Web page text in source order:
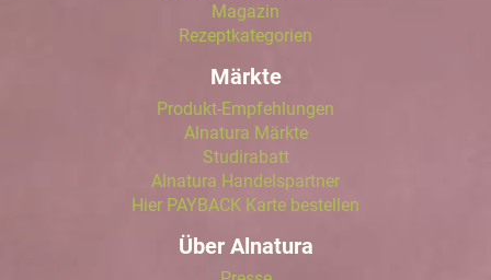
Magazin
Rezeptkategorien
Märkte
Produkt-Empfehlungen
Alnatura Märkte
Studirabatt
Alnatura Handelspartner
Hier PAYBACK Karte bestellen
Über Alnatura